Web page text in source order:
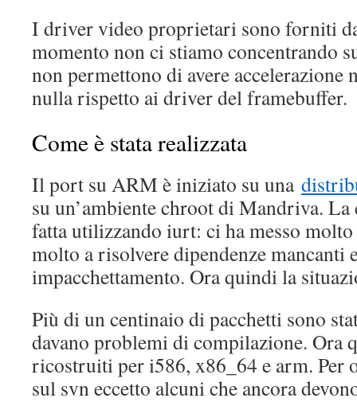
I driver video proprietari sono forniti
momento non ci stiamo concentrando
non permettono di avere
nulla rispetto ai driver del framebuffer.
Come è stata realizzata
Il port su ARM è iniziato su una
su un’ambiente chroot di Mandriva. La
fatta utilizzando iurt: ci ha messo
molto a risolvere dipendenze
impacchettamento. Ora quindi la
Più di un centinaio di pacchetti sono
davano problemi di compilazione. Ora
ricostruiti per i586, x86_64 e arm. Per
sul svn eccetto alcuni che ancora